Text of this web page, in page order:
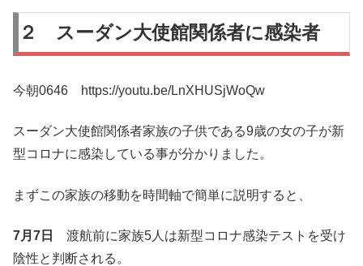
２ スーダン大使館関係者に感染者
今朝0646 https://youtu.be/LnXHUSjWoQw
スーダン大使館関係者家族の子供である9歳の女の子が新
型コロナに感染している事が分かりました。
まずこの家族の移動を時間軸で簡単に説明すると、
7月7日
渡航前に家族5人は新型コロナ感染テストを受け
陰性と判断される。